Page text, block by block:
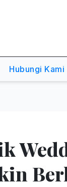
Hubungi Kami